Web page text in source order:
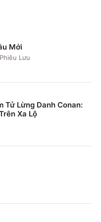
Mới
Lưu
Tử Lừng Danh Conan:
Xa Lộ